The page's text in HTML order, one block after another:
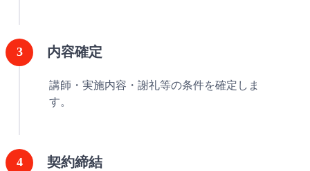
内容確定
講師・実施内容・謝礼等の条件を確定しま
す。
契約締結